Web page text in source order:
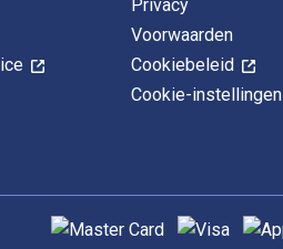
Privacy
Voorwaarden
Cookiebeleid
Cookie-instellingen
Ondersteunde betaalmethoden